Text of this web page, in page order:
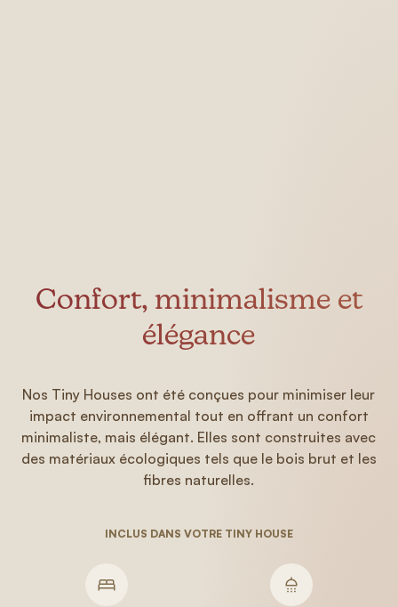
Confort, minimalisme et
élégance
Nos Tiny Houses ont été conçues pour minimiser leur
impact environnemental tout en offrant un confort
minimaliste, mais élégant. Elles sont construites avec
des matériaux écologiques tels que le bois brut et les
fibres naturelles.
INCLUS DANS VOTRE TINY HOUSE